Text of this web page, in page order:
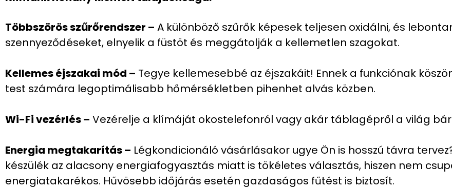
Többszörös szűrőrendszer – A különböző szűrők képesek teljesen oxidálni, és
szennyeződéseket, elnyelik a füstöt és meggátolják a kellemetlen szagokat.
Kellemes éjszakai mód – Tegye kellemesebbé az éjszakáit! Ennek a funkciónak
test számára legoptimálisabb hőmérsékletben pihenhet alvás közben.
Wi-Fi vezérlés – Vezérelje a klímáját okostelefonról vagy akár táblagépről a világ
Energia megtakarítás – Légkondicionáló vásárlásakor ugye Ön is hosszú távra
készülék az alacsony energiafogyasztás miatt is tökéletes választás, hiszen nem
energiatakarékos. Hűvösebb időjárás esetén gazdaságos fűtést is biztosít.